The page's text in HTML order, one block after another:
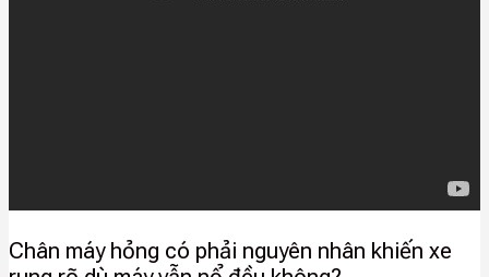
Chân máy hỏng có phải nguyên nhân khiến xe